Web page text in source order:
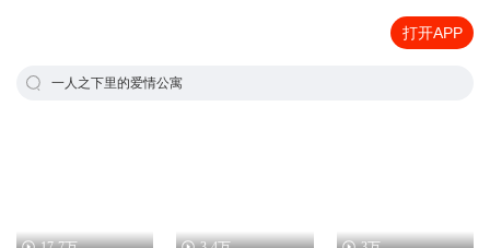
打开APP
一人之下里的爱情公寓